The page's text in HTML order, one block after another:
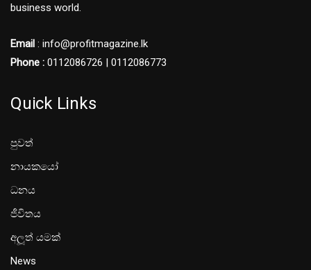
business world.
Email : info@profitmagazine.lk
Phone : 0112086726 | 0112086773
Quick Links
පුවත්
නායකයෝ
ධනය
ජීවිතය
අලූත් යමක්
News